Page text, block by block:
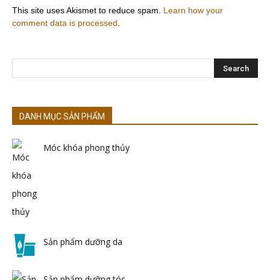
This site uses Akismet to reduce spam. Learn how your
comment data is processed
DANH MỤC SẢN PHẨM
Móc khóa phong thủy
Sản phẩm dưỡng da